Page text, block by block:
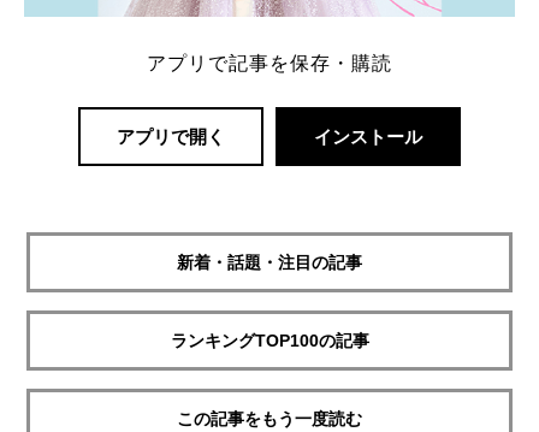
アプリで記事を保存・購読
アプリで開く インストール
新着・話題・注目の記事
ランキングTOP100の記事
この記事をもう一度読む